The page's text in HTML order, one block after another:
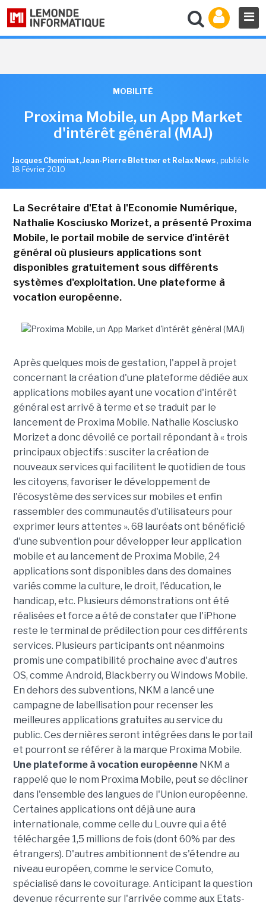
MOBILITÉ
Proxima Mobile, un App Market
d'intérêt général (MAJ)
Jacques Cheminat, Jean-Pierre Blettner et Relax News , publié le
18 Février 2010
La Secrétaire d'Etat à l'Economie Numérique,
Nathalie Kosciusko Morizet, a présenté Proxima
Mobile, le portail mobile de service d'intérêt
général où plusieurs applications sont
disponibles gratuitement sous différents
systèmes d'exploitation. Une plateforme à
vocation européenne.
Après quelques mois de gestation, l'appel à projet
concernant la création d'une plateforme dédiée aux
applications mobiles ayant une vocation d'intérêt
général est arrivé à terme et se traduit par le
lancement de Proxima Mobile. Nathalie Kosciusko
Morizet a donc dévoilé ce portail répondant à « trois
principaux objectifs : susciter la création de
nouveaux services qui facilitent le quotidien de tous
les citoyens, favoriser le développement de
l'écosystème des services sur mobiles et enfin
rassembler des communautés d'utilisateurs pour
exprimer leurs attentes ». 68 lauréats ont bénéficié
d'une subvention pour développer leur application
mobile et au lancement de Proxima Mobile, 24
applications sont disponibles dans des domaines
variés comme la culture, le droit, l'éducation, le
handicap, etc. Plusieurs démonstrations ont été
réalisées et force a été de constater que l'iPhone
reste le terminal de prédilection pour ces différents
services. Plusieurs participants ont néanmoins
promis une compatibilité prochaine avec d'autres
OS, comme Android, Blackberry ou Windows Mobile.
En dehors des subventions, NKM a lancé une
campagne de labellisation pour recenser les
meilleures applications gratuites au service du
public. Ces dernières seront intégrées dans le portail
et pourront se référer à la marque Proxima Mobile.
Une plateforme à vocation européenneNKM a
rappelé que le nom Proxima Mobile, peut se décliner
dans l'ensemble des langues de l'Union européenne.
Certaines applications ont déjà une aura
internationale, comme celle du Louvre qui a été
téléchargée 1,5 millions de fois (dont 60% par des
étrangers). D'autres ambitionnent de s'étendre au
niveau européen, comme le service Comuto,
spécialisé dans le covoiturage. Anticipant la question
devenue récurrente sur l'arrivée comme aux Etats-